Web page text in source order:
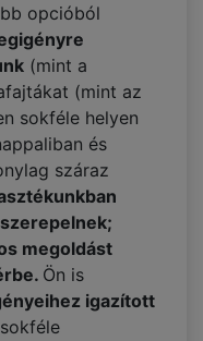
opcióból
(mint a
(mint az
sokféle helyen
és
száraz
megoldást
Ön is
igazított